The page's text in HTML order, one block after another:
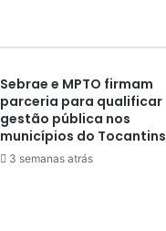
Sebrae e MPTO firmam
parceria para qualificar
gestão pública nos
municípios do Tocantins
3 semanas atrás